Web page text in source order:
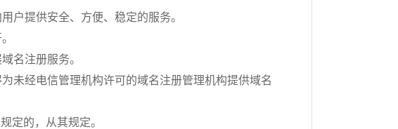
户提供安全、方便、稳定的服务。
名注册服务。
未经电信管理机构许可的域名注册管理机构提供域名
定的，从其规定。